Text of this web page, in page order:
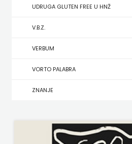
MATE
Naklada
UDRUGA GLUTEN FREE U HNŽ
V.B.Z.
VERBUM
VORTO PALABRA
ZNANJE